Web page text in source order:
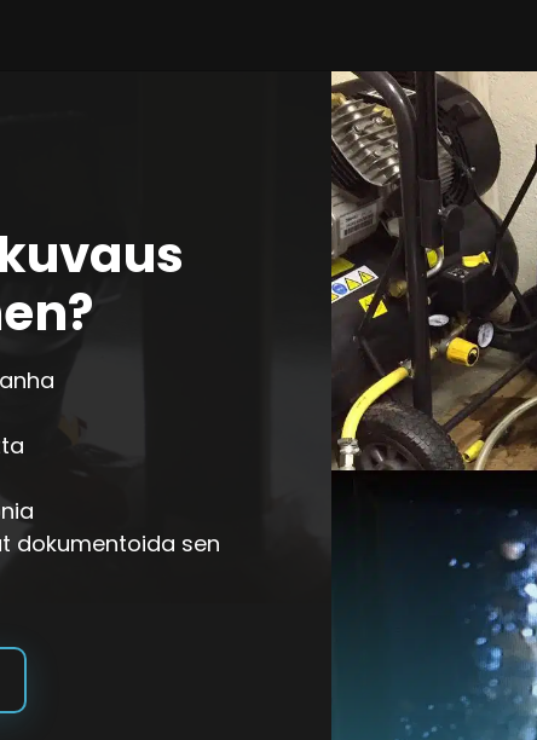
dokumentoida sen